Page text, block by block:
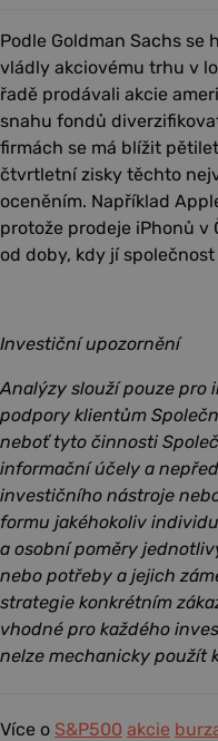
Podle Goldman Sachs
vládly akciovému trhu v
řadě prodávali akcie
snahu fondů
firmách se má blížit
čtvrtletní zisky těchto
oceněním. Například
protože prodeje iPhonů v
od doby, kdy jí
Investiční upozornění
Analýzy slouží pouze pro
podpory klientům
neboť tyto činnosti
informační účely a
investičního nástroje
formu jakéhokoliv
a osobní poměry
nebo potřeby a jejich
strategie konkrétním
vhodné pro každého
nelze mechanicky použít
Více o S&P500 akcie